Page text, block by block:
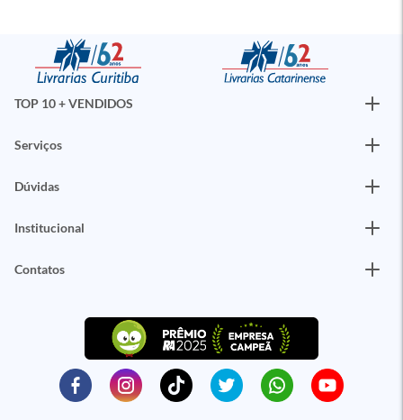
TOP 10 + VENDIDOS
Serviços
Dúvidas
Institucional
Contatos